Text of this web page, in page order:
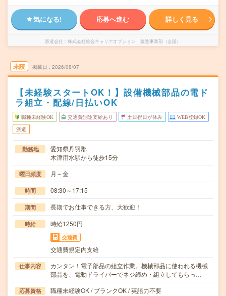
気になる! 応募へ進む 詳しく見る
派遣会社 株式会社綜合キャリアオプション 製造事業部（全国）
未読 掲載日 2026/08/07
【未経験スタートOK！】設備機械部品の電ド
ラ組立・配線/日払いOK
職種未経験OK 交通費別途支給あり 土日祝日が休み WEB登録OK
派遣
勤務地
愛知県丹羽郡
木津用水駅から徒歩15分
曜日頻度 月～金
時間 08:30～17:15
期間 長期でお仕事できる方、大歓迎！
時給 時給1250円
交通費
交通費規定内支給
仕事内容
カンタン！電子部品の組立作業。機械部品に使われる機械
部品を、電動ドライバーでネジ締め・組立してもらっ…
応募資格
職種未経験OK / ブランクOK / 英語力不要